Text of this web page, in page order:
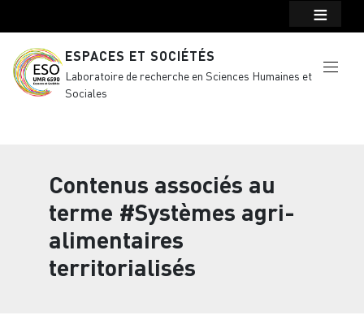
ESPACES ET SOCIÉTÉS
Laboratoire de recherche en Sciences Humaines et
Sociales
Contenus associés au
terme #Systèmes agri-
alimentaires
territorialisés